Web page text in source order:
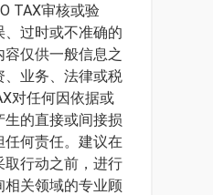
TAX审核或验
过时或不准确的
仅供一般信息之
、业务、法律或税
对任何因依据或
的直接或间接损
任何责任。建议在
取行动之前，进行
关领域的专业顾